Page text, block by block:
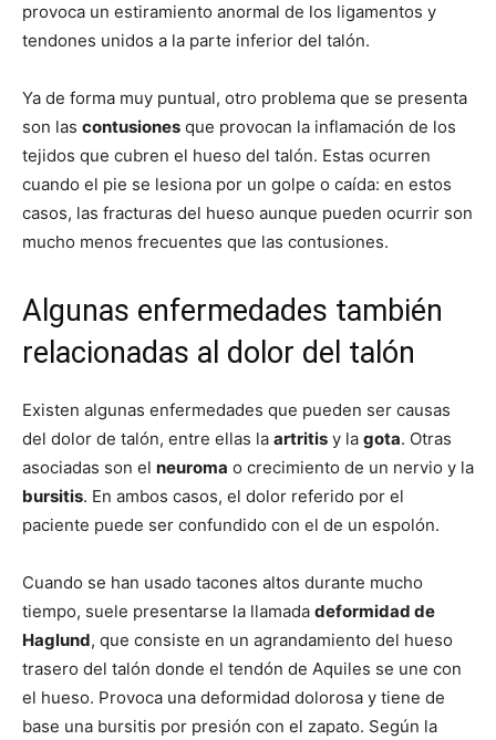
provoca un estiramiento anormal de los ligamentos y
tendones unidos a la parte inferior del talón.
Ya de forma muy puntual, otro problema que se presenta
son las contusiones que provocan la inflamación de los
tejidos que cubren el hueso del talón. Estas ocurren
cuando el pie se lesiona por un golpe o caída: en estos
casos, las fracturas del hueso aunque pueden ocurrir son
mucho menos frecuentes que las contusiones.
Algunas enfermedades también
relacionadas al dolor del talón
Existen algunas enfermedades que pueden ser causas
del dolor de talón, entre ellas la artritis y la gota. Otras
asociadas son el neuroma o crecimiento de un nervio y la
bursitis. En ambos casos, el dolor referido por el
paciente puede ser confundido con el de un espolón.
Cuando se han usado tacones altos durante mucho
tiempo, suele presentarse la llamada deformidad de
Haglund, que consiste en un agrandamiento del hueso
trasero del talón donde el tendón de Aquiles se une con
el hueso. Provoca una deformidad dolorosa y tiene de
base una bursitis por presión con el zapato. Según la